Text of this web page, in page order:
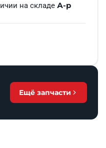
на складеА-р
Ещё запчасти